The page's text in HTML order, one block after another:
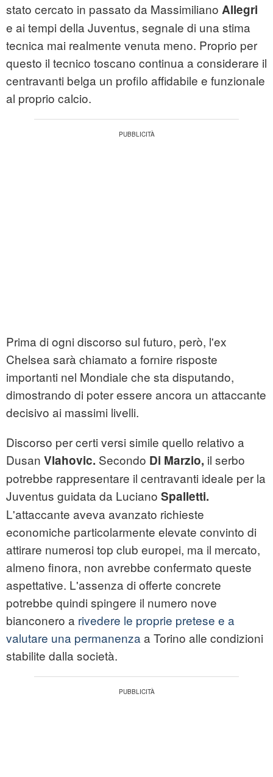
stato cercato in passato da Massimiliano Allegri
e ai tempi della Juventus, segnale di una stima
tecnica mai realmente venuta meno. Proprio per
questo il tecnico toscano continua a considerare il
centravanti belga un profilo affidabile e funzionale
al proprio calcio.
Prima di ogni discorso sul futuro, però, l'ex
Chelsea sarà chiamato a fornire risposte
importanti nel Mondiale che sta disputando,
dimostrando di poter essere ancora un attaccante
decisivo ai massimi livelli.
Discorso per certi versi simile quello relativo a
Dusan Vlahovic. Secondo Di Marzio, il serbo
potrebbe rappresentare il centravanti ideale per la
Juventus guidata da Luciano Spalletti.
L'attaccante aveva avanzato richieste
economiche particolarmente elevate convinto di
attirare numerosi top club europei, ma il mercato,
almeno finora, non avrebbe confermato queste
aspettative. L'assenza di offerte concrete
potrebbe quindi spingere il numero nove
bianconero a rivedere le proprie pretese e a
valutare una permanenza a Torino alle condizioni
stabilite dalla società.